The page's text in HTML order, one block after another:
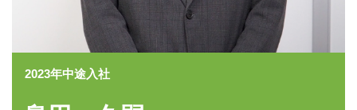
2023年中途入社